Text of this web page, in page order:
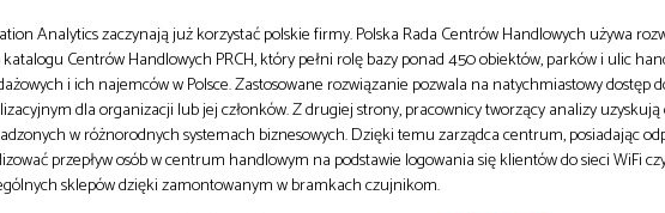
Analytics zaczynają już korzystać polskie firmy. Polska Rada Centrów Handlowych używa
Centrów Handlowych PRCH, który pełni rolę bazy ponad 450 obiektów, parków i ulic
i ich najemców w Polsce. Zastosowane rozwiązanie pozwala na natychmiastowy dostęp
dla organizacji lub jej członków. Z drugiej strony, pracownicy tworzący analizy uzyskują
w różnorodnych systemach biznesowych. Dzięki temu zarządca centrum, posiadając
przepływ osób w centrum handlowym na podstawie logowania się klientów do sieci WiFi
sklepów dzięki zamontowanym w bramkach czujnikom.